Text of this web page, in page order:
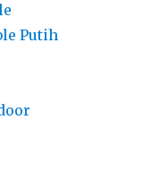
Putih